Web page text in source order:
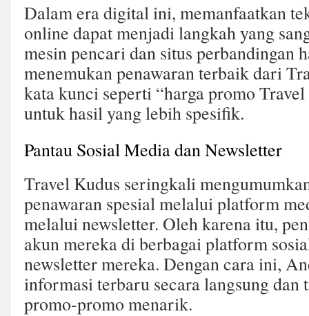
Dalam era digital ini, memanfaatkan
online dapat menjadi langkah yang
mesin pencari dan situs perbandingan
menemukan penawaran terbaik dari
kata kunci seperti “harga promo
untuk hasil yang lebih spesifik.
Pantau Sosial Media dan Newsletter
Travel Kudus seringkali
penawaran spesial melalui platform
melalui newsletter. Oleh karena itu,
akun mereka di berbagai platform
newsletter mereka. Dengan cara ini,
informasi terbaru secara langsung dan
promo-promo menarik.